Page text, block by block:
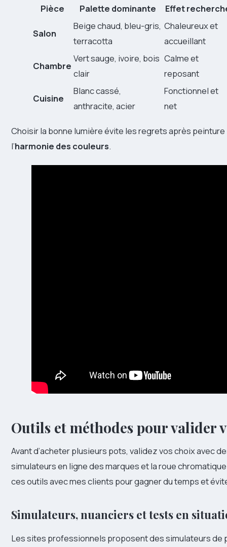
Pièce Palette dominante Effet
Salon
Beige chaud, bleu-gris,
terracotta
Chaleureux et
accueillant
Chambre
Vert sauge, ivoire, bois
clair
Calme et
reposant
Cuisine
Blanc cassé,
anthracite, acier
Fonctionnel et
net
Choisir la bonne lumière évite les regrets après
l’harmonie des couleurs.
Outils et méthodes pour valider
Avant d’acheter plusieurs pots, validez vos choix avec
simulateurs en ligne des marques et la roue
ces outils avec mes clients pour gagner du temps et
Simulateurs, nuanciers et tests en
Les sites professionnels proposent des simulateurs de